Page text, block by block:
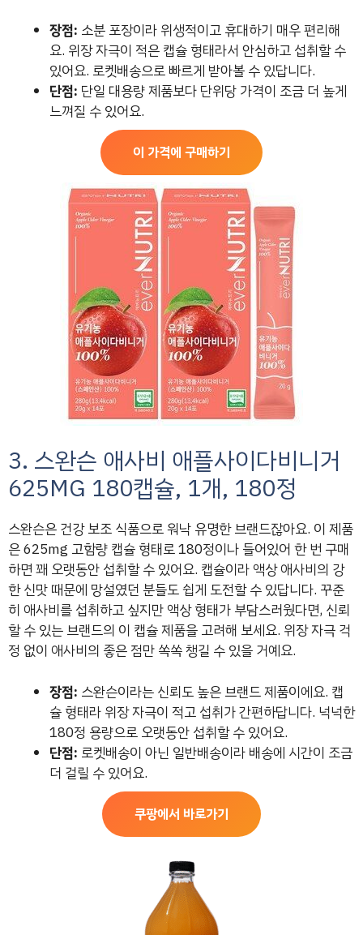
장점: 소분 포장이라 위생적이고 휴대하기 매우 편리해
요. 위장 자극이 적은 캡슐 형태라서 안심하고 섭취할 수
있어요. 로켓배송으로 빠르게 받아볼 수 있답니다.
단점: 단일 대용량 제품보다 단위당 가격이 조금 더 높게
느껴질 수 있어요.
이 가격에 구매하기
3. 스완슨 애사비 애플사이다비니거
625MG 180캡슐, 1개, 180정
스완슨은 건강 보조 식품으로 워낙 유명한 브랜드잖아요. 이 제품
은 625mg 고함량 캡슐 형태로 180정이나 들어있어 한 번 구매
하면 꽤 오랫동안 섭취할 수 있어요. 캡슐이라 액상 애사비의 강
한 신맛 때문에 망설였던 분들도 쉽게 도전할 수 있답니다. 꾸준
히 애사비를 섭취하고 싶지만 액상 형태가 부담스러웠다면, 신뢰
할 수 있는 브랜드의 이 캡슐 제품을 고려해 보세요. 위장 자극 걱
정 없이 애사비의 좋은 점만 쏙쏙 챙길 수 있을 거예요.
장점: 스완슨이라는 신뢰도 높은 브랜드 제품이에요. 캡
슐 형태라 위장 자극이 적고 섭취가 간편하답니다. 넉넉한
180정 용량으로 오랫동안 섭취할 수 있어요.
단점: 로켓배송이 아닌 일반배송이라 배송에 시간이 조금
더 걸릴 수 있어요.
쿠팡에서 바로가기